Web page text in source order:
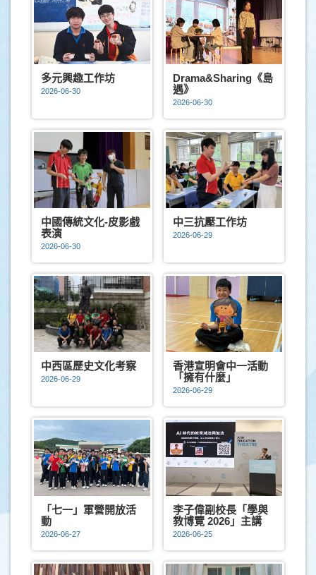
多元興趣工作坊
2026-06-30
Drama&Sharing《島
遇》
2026-06-30
中國傳統文化-皮影戲
表演
2026-06-30
中三抗壓工作坊
2026-06-29
中西區歷史文化考察
2026-06-29
香港宣明會中一活動
「擁有什麼」
2026-06-29
「七一」軍營開放活
動
2026-06-27
李子偉副校長「學與
教博覽 2026」主講
2026-06-25